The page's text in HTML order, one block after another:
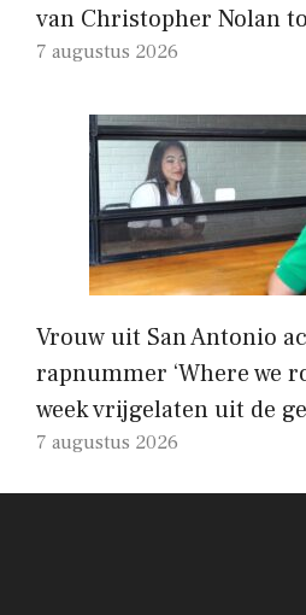
van Christopher Nolan
7 augustus 2026
Vrouw uit San Antonio
rapnummer ‘Where we
week vrijgelaten uit de
7 augustus 2026